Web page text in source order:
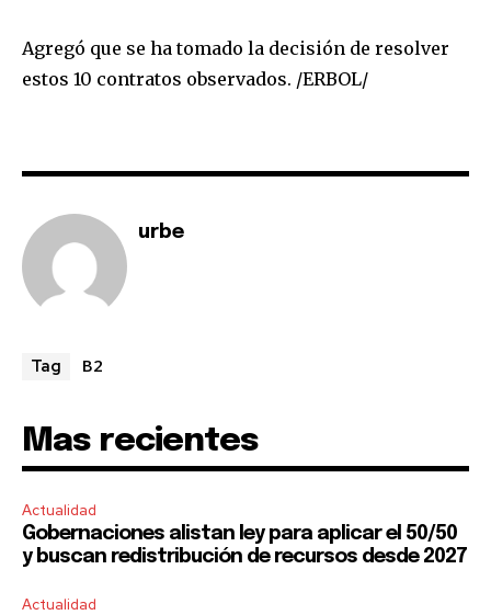
I've read and accept thePrivacy Policy .
Agregó que se ha tomado la decisión de resolver
estos 10 contratos observados. /ERBOL/
urbe
Tag B2
Mas recientes
Actualidad
Gobernaciones alistan ley para aplicar el 50/50
y buscan redistribución de recursos desde 2027
Actualidad